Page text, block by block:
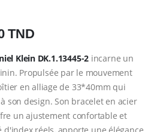
TND
KleinDK.1.13445-2 incarne un
Propulsée par le mouvement
en alliage de 33*40mm qui
son design. Son bracelet en acier
un ajustement confortable et